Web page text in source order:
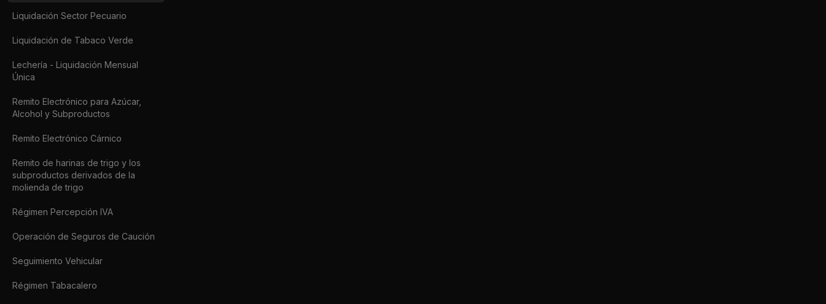
Liquidación Sector Pecuario
Liquidación de Tabaco Verde
Lechería - Liquidación Mensual
Única
Remito Electrónico para Azúcar,
Alcohol y Subproductos
Remito Electrónico Cárnico
Remito de harinas de trigo y los
subproductos derivados de la
molienda de trigo
Régimen Percepción IVA
Operación de Seguros de Caución
Seguimiento Vehicular
Régimen Tabacalero